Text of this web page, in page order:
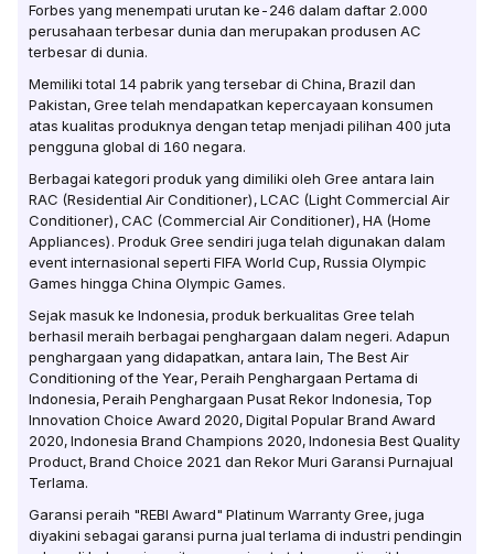
Forbes yang menempati urutan ke-246 dalam daftar 2.000
perusahaan terbesar dunia dan merupakan produsen AC
terbesar di dunia.
Memiliki total 14 pabrik yang tersebar di China, Brazil dan
Pakistan, Gree telah mendapatkan kepercayaan konsumen
atas kualitas produknya dengan tetap menjadi pilihan 400 juta
pengguna global di 160 negara.
Berbagai kategori produk yang dimiliki oleh Gree antara lain
RAC (Residential Air Conditioner), LCAC (Light Commercial Air
Conditioner), CAC (Commercial Air Conditioner), HA (Home
Appliances). Produk Gree sendiri juga telah digunakan dalam
event internasional seperti FIFA World Cup, Russia Olympic
Games hingga China Olympic Games.
Sejak masuk ke Indonesia, produk berkualitas Gree telah
berhasil meraih berbagai penghargaan dalam negeri. Adapun
penghargaan yang didapatkan, antara lain, The Best Air
Conditioning of the Year, Peraih Penghargaan Pertama di
Indonesia, Peraih Penghargaan Pusat Rekor Indonesia, Top
Innovation Choice Award 2020, Digital Popular Brand Award
2020, Indonesia Brand Champions 2020, Indonesia Best Quality
Product, Brand Choice 2021 dan Rekor Muri Garansi Purnajual
Terlama.
Garansi peraih "REBI Award" Platinum Warranty Gree, juga
diyakini sebagai garansi purna jual terlama di industri pendingin